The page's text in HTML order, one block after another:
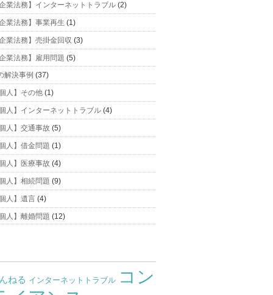
業法務】インターネットトラブル (2)
業法務】事業再生 (1)
業法務】売掛金回収 (3)
業法務】雇用問題 (5)
解決事例 (37)
人】その他 (1)
人】インターネットトラブル (4)
人】交通事故 (5)
人】借金問題 (1)
人】医療事故 (4)
人】相続問題 (9)
人】遺言 (4)
人】離婚問題 (12)
ねる インターネットトラブル コン